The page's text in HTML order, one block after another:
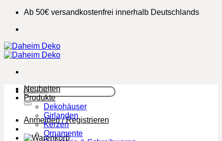
Zum
springen
Ab 50€ versandkostenfrei innerhalb Deutschlands
Suchen
nach:
Anmelden / Registrieren
Neuheiten
Produkte
Dekohäuser
Girlanden
Kerzen
Ornamente